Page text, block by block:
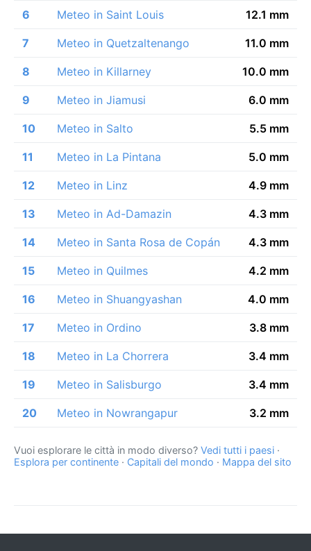
6 Meteo in Saint Louis 12.1 mm
7 Meteo in Quetzaltenango 11.0 mm
8 Meteo in Killarney 10.0 mm
9 Meteo in Jiamusi 6.0 mm
10 Meteo in Salto 5.5 mm
11 Meteo in La Pintana 5.0 mm
12 Meteo in Linz 4.9 mm
13 Meteo in Ad-Damazin 4.3 mm
14 Meteo in Santa Rosa de Copán 4.3 mm
15 Meteo in Quilmes 4.2 mm
16 Meteo in Shuangyashan 4.0 mm
17 Meteo in Ordino 3.8 mm
18 Meteo in La Chorrera 3.4 mm
19 Meteo in Salisburgo 3.4 mm
20 Meteo in Nowrangapur 3.2 mm
Vuoi esplorare le città in modo diverso? Vedi tutti i paesi ·
Esplora per continente · Capitali del mondo · Mappa del sito